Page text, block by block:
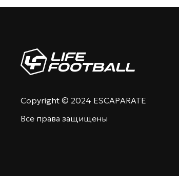
Copyright © 2024 ESCAPARATE
Все права защищены